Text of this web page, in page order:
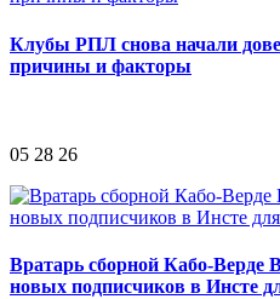
Клубы РПЛ снова начали
причины и факторы
05 28 26
Вратарь сборной Кабо-Верде
новых подписчиков в Инсте